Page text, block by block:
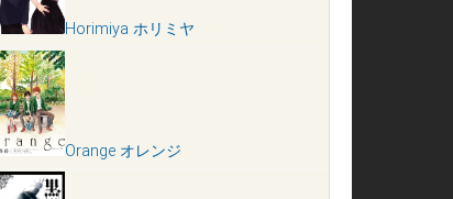
Horimiya ホリミヤ
Orange オレンジ